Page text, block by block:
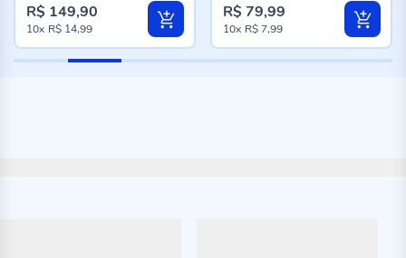
R$ 149,90
10x R$ 14,99
R$ 79,99
10x R$ 7,99